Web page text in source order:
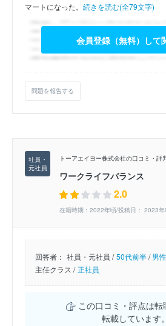
マートになった。 続きを読む(全79文字)
会員登録（無料）して
問題を報告する
トーアエイヨー株式会社の口コミ・評
ワークライフバランス
2.0
在籍時期：2022年頃/投稿日： 2023
回答者： 社員・元社員 / 50代前半/男性
主任クラス / 正社員
この口コミ・評点は転
転載しています。